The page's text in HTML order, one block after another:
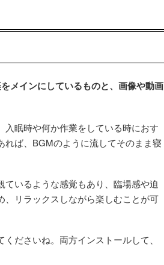
メインにしているものと、画像や動画
眠時や何か作業をしている時におす
ば、BGMのように流してそのまま寝
いるような感覚もあり、臨場感や迫
リラックスしながら楽しむことが可
ださいね。両方インストールして、